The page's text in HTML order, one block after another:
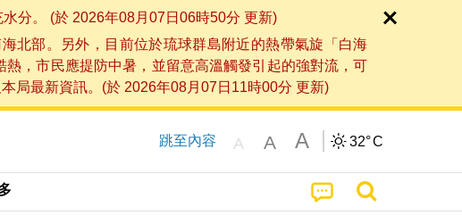
分。 (於 2026年08月07日06時50分 更新)
北部。另外，目前位於琉球群島附近的熱帶氣旋「白海
，市民應提防中暑，並留意高溫觸發引起的強對流，可
局最新資訊。(於 2026年08月07日11時00分 更新)
跳至內容 A A A 32°C